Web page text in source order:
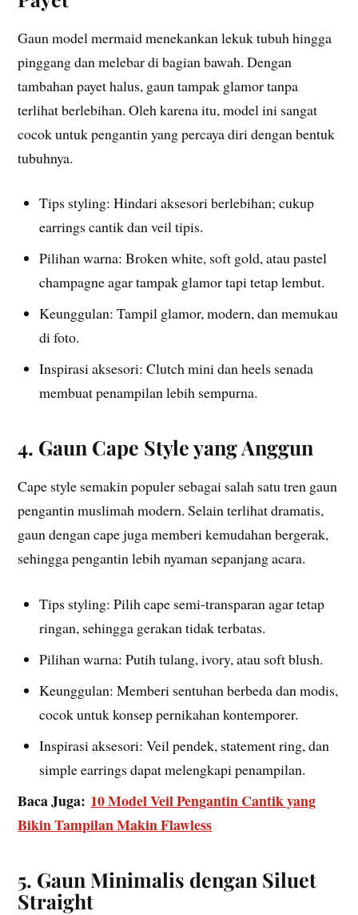
Gaun model mermaid menekankan lekuk tubuh hingga
pinggang dan melebar di bagian bawah. Dengan
tambahan payet halus, gaun tampak glamor tanpa
terlihat berlebihan. Oleh karena itu, model ini sangat
cocok untuk pengantin yang percaya diri dengan bentuk
tubuhnya.
Tips styling: Hindari aksesori berlebihan; cukup
earrings cantik dan veil tipis.
Pilihan warna: Broken white, soft gold, atau pastel
champagne agar tampak glamor tapi tetap lembut.
Keunggulan: Tampil glamor, modern, dan memukau
di foto.
Inspirasi aksesori: Clutch mini dan heels senada
membuat penampilan lebih sempurna.
4. Gaun Cape Style yang Anggun
Cape style semakin populer sebagai salah satu tren gaun
pengantin muslimah modern. Selain terlihat dramatis,
gaun dengan cape juga memberi kemudahan bergerak,
sehingga pengantin lebih nyaman sepanjang acara.
Tips styling: Pilih cape semi-transparan agar tetap
ringan, sehingga gerakan tidak terbatas.
Pilihan warna: Putih tulang, ivory, atau soft blush.
Keunggulan: Memberi sentuhan berbeda dan modis,
cocok untuk konsep pernikahan kontemporer.
Inspirasi aksesori: Veil pendek, statement ring, dan
simple earrings dapat melengkapi penampilan.
Baca Juga: 10 Model Veil Pengantin Cantik yang
Bikin Tampilan Makin Flawless
5. Gaun Minimalis dengan Siluet
Straight